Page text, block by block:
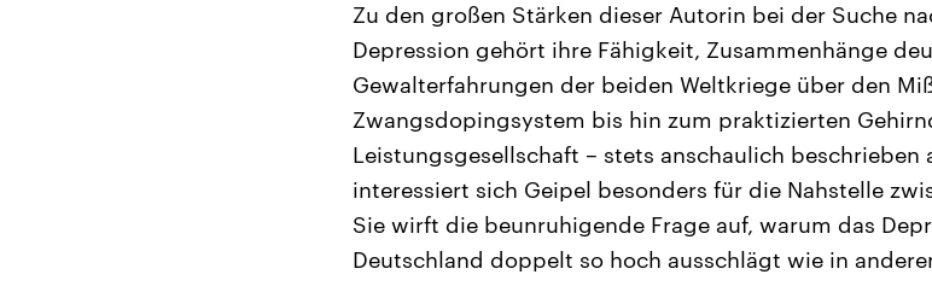
Zu den großen Stärken dieser Autorin bei der Suche
Depression gehört ihre Fähigkeit, Zusammenhänge
Gewalterfahrungen der beiden Weltkriege über den
Zwangsdopingsystem bis hin zum praktizierten
Leistungsgesellschaft – stets anschaulich beschrieben
interessiert sich Geipel besonders für die Nahstelle
Sie wirft die beunruhigende Frage auf, warum das
Deutschland doppelt so hoch ausschlägt wie in